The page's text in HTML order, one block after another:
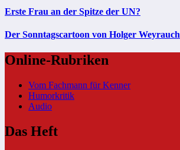
Erste Frau an der Spitze der UN?
Der Sonntagscartoon von Holger Weyrauch
Online-Rubriken
Vom Fachmann für Kenner
Humorkritik
Audio
Das Heft